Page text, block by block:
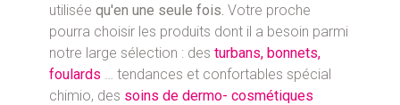
utilisée qu'en une seule fois. Votre proche
pourra choisir les produits dont il a besoin parmi
notre large sélection : des turbans, bonnets,
foulards … tendances et confortables spécial
chimio, des soins de dermo- cosmétiques